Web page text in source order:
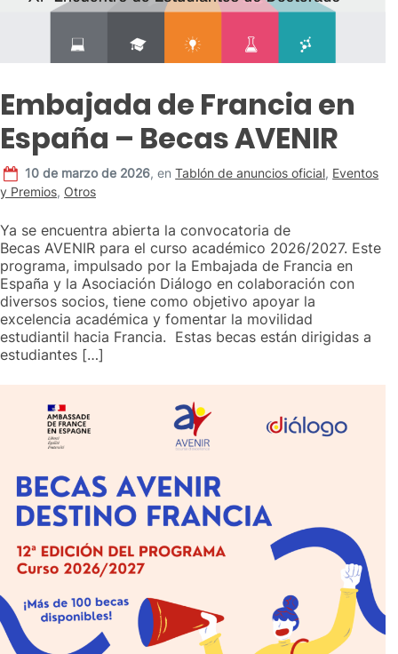
Embajada de Francia en
España – Becas AVENIR
10 de marzo de 2026,enTablón de anuncios oficial, Eventos
y Premios, Otros
Ya se encuentra abierta la convocatoria de
Becas AVENIR para el curso académico 2026/2027. Este
programa, impulsado por la Embajada de Francia en
España y la Asociación Diálogo en colaboración con
diversos socios, tiene como objetivo apoyar la
excelencia académica y fomentar la movilidad
estudiantil hacia Francia. Estas becas están dirigidas a
estudiantes […]